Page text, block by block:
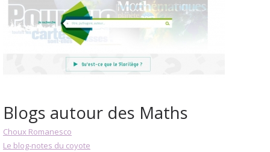
Blogs autour des Maths
Choux Romanesco
Le blog-notes du coyote